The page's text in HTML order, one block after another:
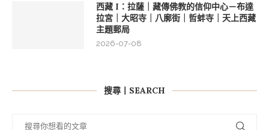
西藏 I：拉薩｜藏傳佛教的信仰中心－布達
拉宮｜大昭寺｜八廓街｜哲蚌寺｜天上西藏
主題郵局
2026-07-08
搜尋丨SEARCH